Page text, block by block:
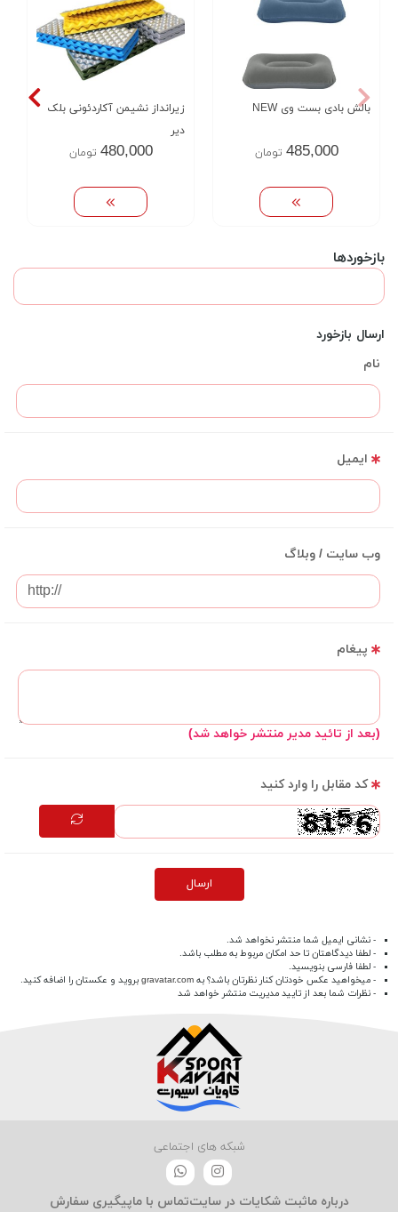
بالش بادی بست وی NEW
485,000 تومان
زیرانداز نشیمن آکاردئونی بلک
دیر
480,000 تومان
بازخوردها
ارسال بازخورد
نام
ایمیل
وب سایت / وبلاگ
پیغام
(بعد از تائید مدیر منتشر خواهد شد)
کد مقابل را وارد کنید
ارسال
- نشانی ایمیل شما منتشر نخواهد شد.
- لطفا دیدگاهتان تا حد امکان مربوط به مطلب باشد.
- لطفا فارسی بنویسید.
- میخواهید عکس خودتان کنار نظرتان باشد؟ به gravatar.com بروید و عکستان را اضافه کنید.
- نظرات شما بعد از تایید مدیریت منتشر خواهد شد
شبکه های اجتماعی
درباره ماثبت شکایات در سایتتماس با ماپیگیری سفارش